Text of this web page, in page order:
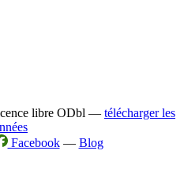
libre ODbl — télécharger les
Facebook— Blog